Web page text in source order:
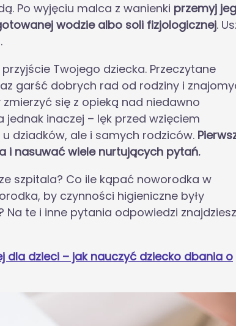
Po wyjęciu malca z wanienki przemyj
wodzie albo soli fizjologicznej.
Twojego dziecka. Przeczytane
garść dobrych rad od rodziny i
się z opieką nad niedawno
inaczej – lęk przed wzięciem
dziadków, ale i samych rodziców.
i nasuwać wiele nurtujących pytań.
szpitala? Co ile kąpać noworodka w
by czynności higieniczne były
te i inne pytania odpowiedzi
dla dzieci – jak nauczyć dziecko dbania o